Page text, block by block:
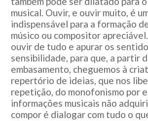
musical. Ouvir, e ouvir muito, é
indispensável para a formação
músico ou compositor
ouvir de tudo e apurar os
sensibilidade, para que, a partir
embasamento, cheguemos à
repertório de ideias, que nos
repetição, do monofonismo por
informações musicais não
compor é dialogar com tudo o